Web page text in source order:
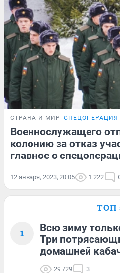
СТРАНА И МИР СПЕЦОПЕРАЦИЯ
Военнослужащего
колонию за отказ
главное о
12 января, 2023, 20:05 1 222
ТОП
1
Всю зиму
Три
домашней
29 729 3